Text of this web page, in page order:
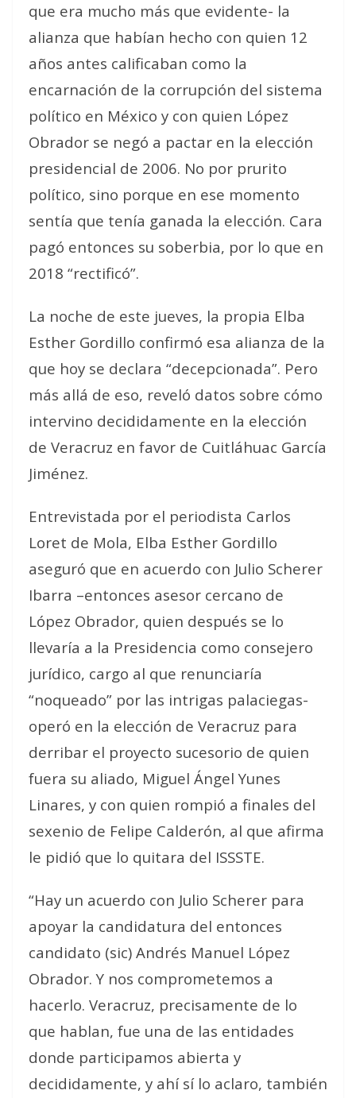
que era mucho más que evidente- la
alianza que habían hecho con quien 12
años antes calificaban como la
encarnación de la corrupción del sistema
político en México y con quien López
Obrador se negó a pactar en la elección
presidencial de 2006. No por prurito
político, sino porque en ese momento
sentía que tenía ganada la elección. Cara
pagó entonces su soberbia, por lo que en
2018 “rectificó”.
La noche de este jueves, la propia Elba
Esther Gordillo confirmó esa alianza de la
que hoy se declara “decepcionada”. Pero
más allá de eso, reveló datos sobre cómo
intervino decididamente en la elección
de Veracruz en favor de Cuitláhuac García
Jiménez.
Entrevistada por el periodista Carlos
Loret de Mola, Elba Esther Gordillo
aseguró que en acuerdo con Julio Scherer
Ibarra –entonces asesor cercano de
López Obrador, quien después se lo
llevaría a la Presidencia como consejero
jurídico, cargo al que renunciaría
“noqueado” por las intrigas palaciegas-
operó en la elección de Veracruz para
derribar el proyecto sucesorio de quien
fuera su aliado, Miguel Ángel Yunes
Linares, y con quien rompió a finales del
sexenio de Felipe Calderón, al que afirma
le pidió que lo quitara del ISSSTE.
“Hay un acuerdo con Julio Scherer para
apoyar la candidatura del entonces
candidato (sic) Andrés Manuel López
Obrador. Y nos comprometemos a
hacerlo. Veracruz, precisamente de lo
que hablan, fue una de las entidades
donde participamos abierta y
decididamente, y ahí sí lo aclaro, también